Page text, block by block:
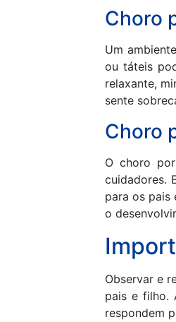
Choro
Um
ou táteis
relaxante,
sente
Choro
O choro
cuidadores.
para os pais
o
Observar e
pais e filho.
respondem